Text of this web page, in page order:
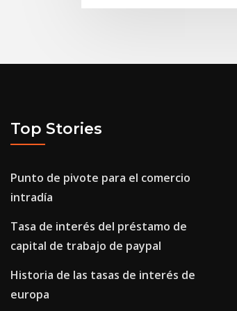
Top Stories
Punto de pivote para el comercio
intradía
Tasa de interés del préstamo de
capital de trabajo de paypal
Historia de las tasas de interés de
europa